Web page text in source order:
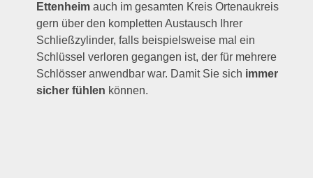
Ettenheim auch im gesamten Kreis Ortenaukreis
gern über den kompletten Austausch Ihrer
Schließzylinder, falls beispielsweise mal ein
Schlüssel verloren gegangen ist, der für mehrere
Schlösser anwendbar war. Damit Sie sich immer
sicher fühlen können.